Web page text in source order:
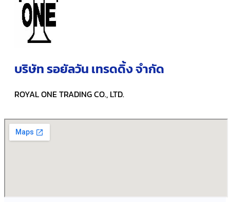
บริษัท รอยัลวัน เทรดดิ้ง จำกัด
ROYAL ONE TRADING CO., LTD.